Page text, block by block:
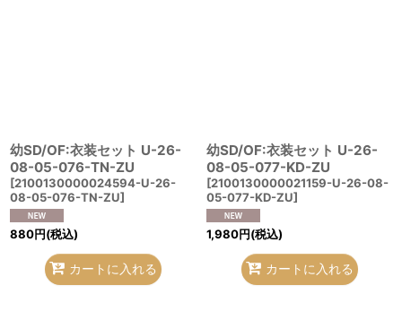
幼SD/OF:衣装セット U-26-
08-05-076-TN-ZU
[2100130000024594-U-26-
08-05-076-TN-ZU]
880円(税込)
カートに入れる
幼SD/OF:衣装セット U-26-
08-05-077-KD-ZU
[2100130000021159-U-26-08-
05-077-KD-ZU]
1,980円(税込)
カートに入れる